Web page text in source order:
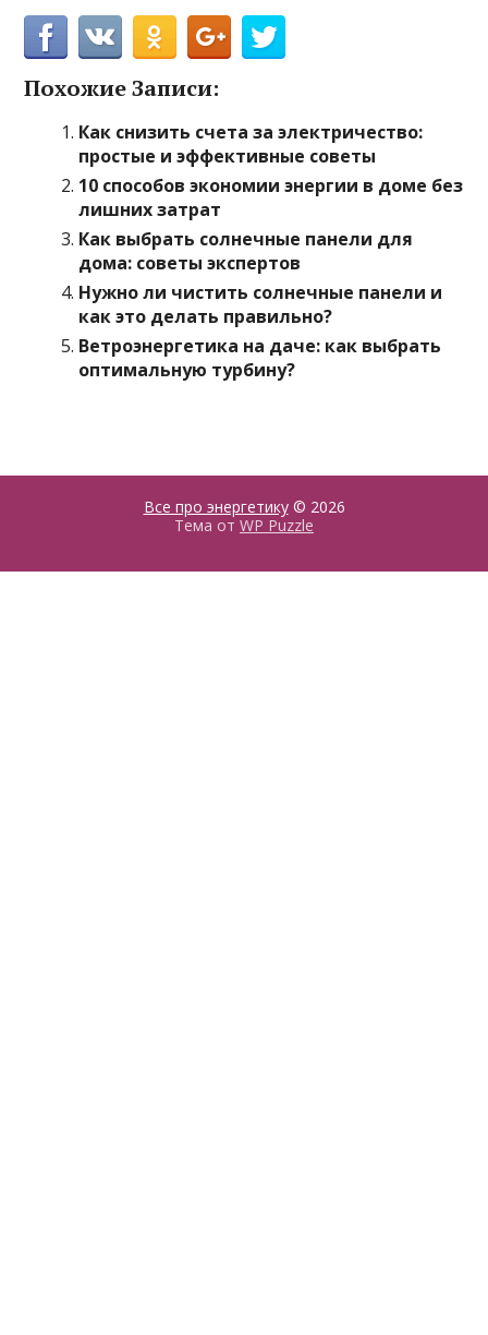
Похожие Записи:
Как снизить счета за электричество:
простые и эффективные советы
10 способов экономии энергии в доме без
лишних затрат
Как выбрать солнечные панели для
дома: советы экспертов
Нужно ли чистить солнечные панели и
как это делать правильно?
Ветроэнергетика на даче: как выбрать
оптимальную турбину?
Все про энергетику© 2026
Тема от WP Puzzle